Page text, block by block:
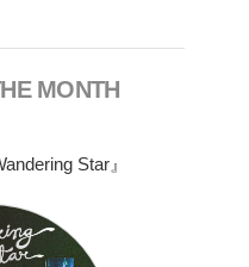
MONTH
Star』